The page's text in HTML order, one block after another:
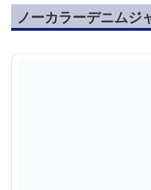
ノーカラーデニムジ